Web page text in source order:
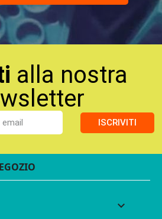
alla nostra
ISCRIVITI
